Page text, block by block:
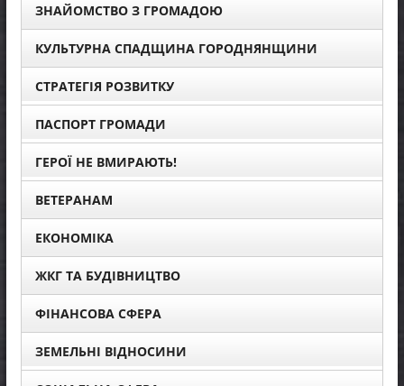
ЗНАЙОМСТВО З ГРОМАДОЮ
КУЛЬТУРНА СПАДЩИНА ГОРОДНЯНЩИНИ
СТРАТЕГІЯ РОЗВИТКУ
ПАСПОРТ ГРОМАДИ
ГЕРОЇ НЕ ВМИРАЮТЬ!
ВЕТЕРАНАМ
ЕКОНОМІКА
ЖКГ ТА БУДІВНИЦТВО
ФІНАНСОВА СФЕРА
ЗЕМЕЛЬНІ ВІДНОСИНИ